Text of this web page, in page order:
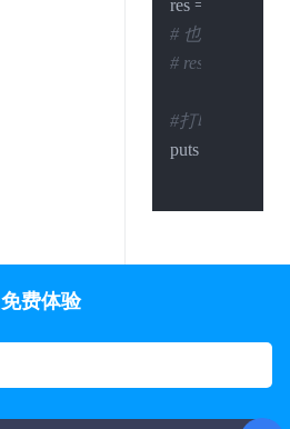
res =
# 也可以显式
# res =
#打印结果
puts res.body
免费体验